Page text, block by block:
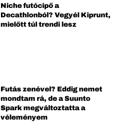
Niche futócipő a
Decathlonból? Vegyél Kiprunt,
mielőtt túl trendi lesz
Futás zenével? Eddig nemet
mondtam rá, de a Suunto
Spark megváltoztatta a
véleményem